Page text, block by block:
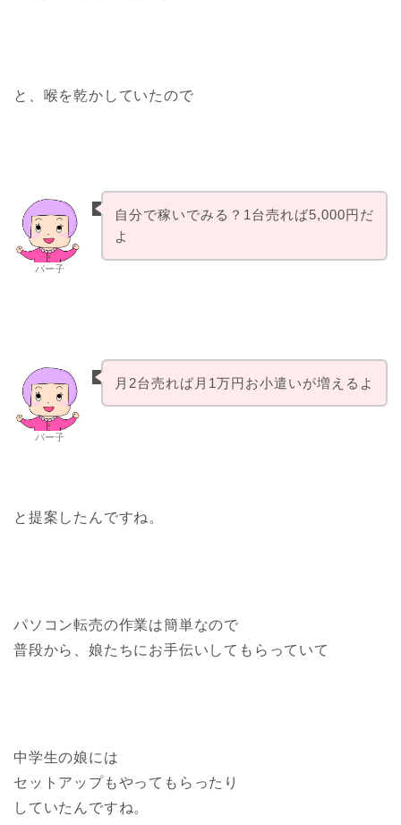
と、喉を乾かしていたので
パー子
自分で稼いでみる？1台売れば5,000円だ
よ
パー子
月2台売れば月1万円お小遣いが増えるよ
と提案したんですね。
パソコン転売の作業は簡単なので
普段から、娘たちにお手伝いしてもらっていて
中学生の娘には
セットアップもやってもらったり
していたんですね。